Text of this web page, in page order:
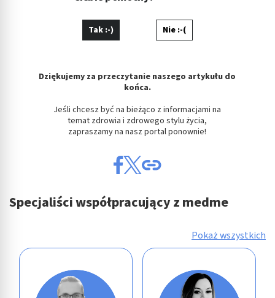
Tak :-) Nie :-(
Dziękujemy za przeczytanie naszego artykułu do
końca.
Jeśli chcesz być na bieżąco z informacjami na
temat zdrowia i zdrowego stylu życia,
zapraszamy na nasz portal ponownie!
Specjaliści współpracujący z medme
Pokaż wszystkich